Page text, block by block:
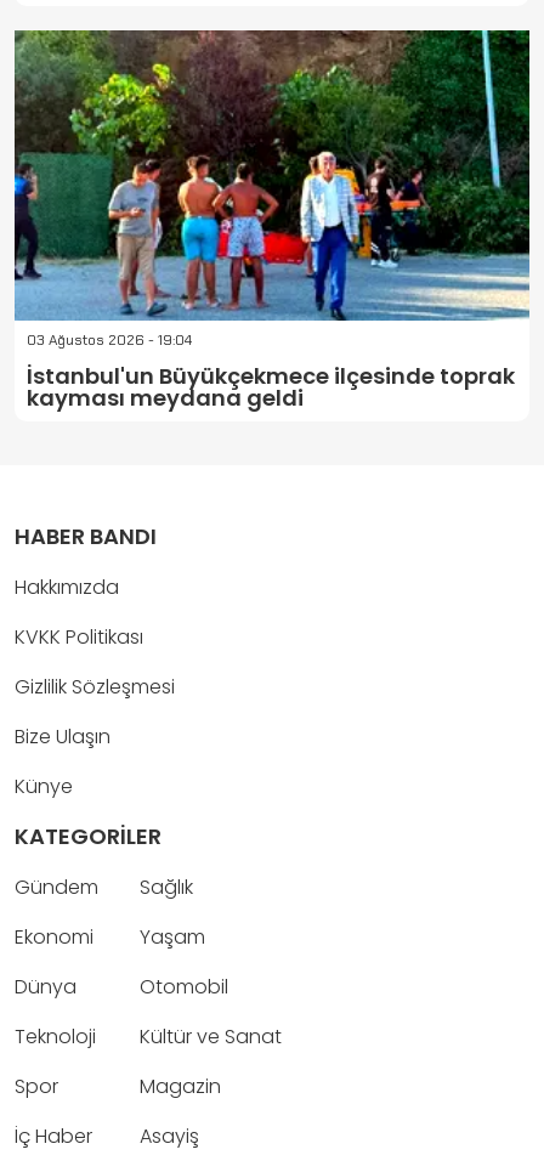
03 Ağustos 2026 - 19:04
İstanbul'un Büyükçekmece ilçesinde toprak
kayması meydana geldi
HABER BANDI
Hakkımızda
KVKK Politikası
Gizlilik Sözleşmesi
Bize Ulaşın
Künye
KATEGORİLER
Gündem
Ekonomi
Dünya
Teknoloji
Spor
İç Haber
Sağlık
Yaşam
Otomobil
Kültür ve Sanat
Magazin
Asayiş